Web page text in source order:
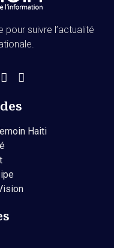
suivre l’actualité
Haiti